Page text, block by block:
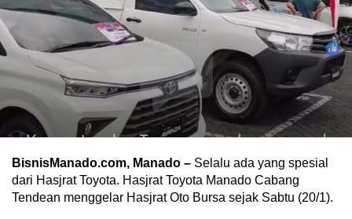
BisnisManado.com, Manado – Selalu ada yang spesial
dari Hasjrat Toyota. Hasjrat Toyota Manado Cabang
Tendean menggelar Hasjrat Oto Bursa sejak Sabtu (20/1).